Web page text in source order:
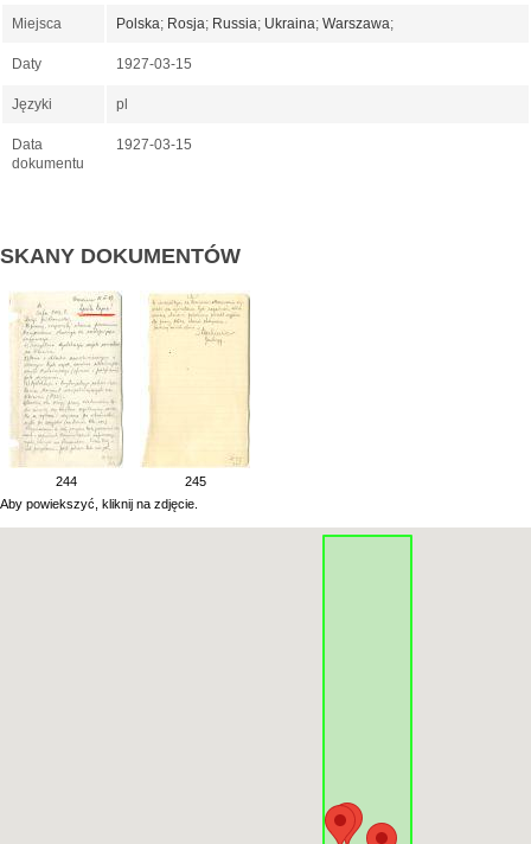
Miejsca Polska; Rosja; Russia; Ukraina; Warszawa;
Daty 1927-03-15
Języki pl
Data
dokumentu
1927-03-15
SKANY DOKUMENTÓW
244
245
Aby powiekszyć, kliknij na zdjęcie.